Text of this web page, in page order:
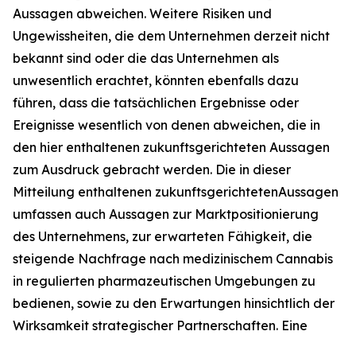
Aussagen abweichen. Weitere Risiken und
Ungewissheiten, die dem Unternehmen derzeit nicht
bekannt sind oder die das Unternehmen als
unwesentlich erachtet, könnten ebenfalls dazu
führen, dass die tatsächlichen Ergebnisse oder
Ereignisse wesentlich von denen abweichen, die in
den hier enthaltenen zukunftsgerichteten Aussagen
zum Ausdruck gebracht werden. Die in dieser
Mitteilung enthaltenen zukunftsgerichtetenAussagen
umfassen auch Aussagen zur Marktpositionierung
des Unternehmens, zur erwarteten Fähigkeit, die
steigende Nachfrage nach medizinischem Cannabis
in regulierten pharmazeutischen Umgebungen zu
bedienen, sowie zu den Erwartungen hinsichtlich der
Wirksamkeit strategischer Partnerschaften. Eine